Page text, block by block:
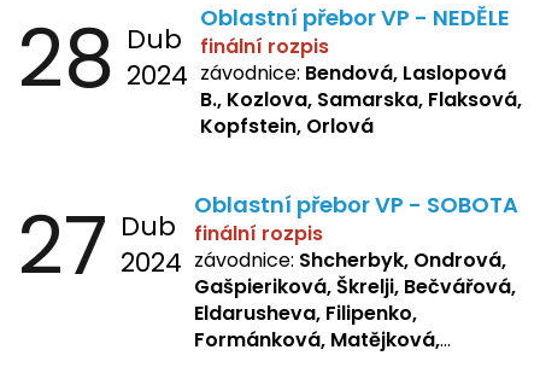
28 Dub
2024
Oblastní přebor VP - NEDĚLE
finální rozpis
závodnice: Bendová, Laslopová
B., Kozlova, Samarska, Flaksová,
Kopfstein, Orlová
27 Dub
2024
Oblastní přebor VP - SOBOTA
finální rozpis
závodnice: Shcherbyk, Ondrová,
Gašpieriková, Škrelji, Bečvářová,
Eldarusheva, Filipenko,
Formánková, Matějková,